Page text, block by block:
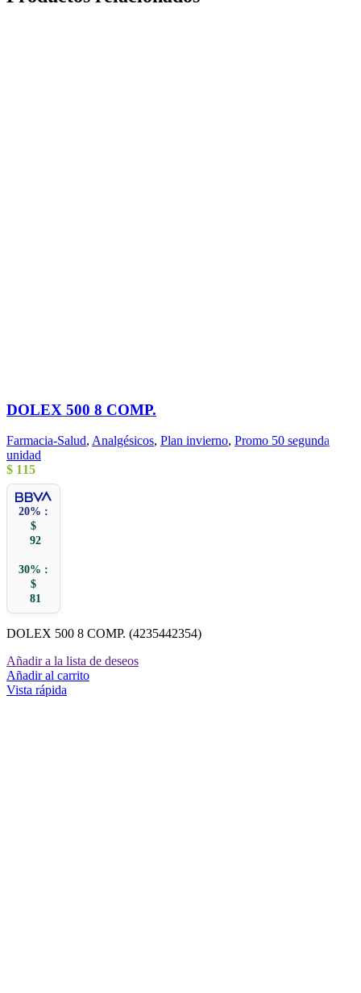
DOLEX 500 8 COMP.
Farmacia-Salud, Analgésicos, Plan invierno, Promo 50 segunda
unidad
$ 115
20% :
$
92
30% :
$
81
DOLEX 500 8 COMP. (4235442354)
Añadir a la lista de deseos
Añadir al carrito
Vista rápida